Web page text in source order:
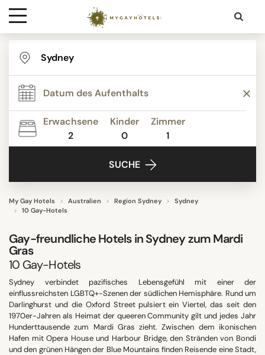
Ziele
Kontakt
MediaErwachsene
2
Kinder
0
Zimmer
1
SUCHE
My Gay Hotels Australien Region Sydney
Sydney
10 Gay-Hotels
Gay-freundliche Hotels in Sydney zum Mardi
Gras
10 Gay-Hotels
STERNE
BEWERTUNG
HOTELAUSSTATTUNG
STADTTEIL
SUCHE
Sydney verbindet pazifisches Lebensgefühl mit einer der
einflussreichsten LGBTQ+-Szenen der südlichen Hemisphäre. Rund um
Darlinghurst und die Oxford Street pulsiert ein Viertel, das seit den
1970er-Jahren als Heimat der queeren Community gilt und jedes Jahr
Hunderttausende zum Mardi Gras zieht. Zwischen dem ikonischen
Hafen mit Opera House und Harbour Bridge, den Stränden von Bondi
und den grünen Hängen der Blue Mountains finden Reisende eine Stadt,